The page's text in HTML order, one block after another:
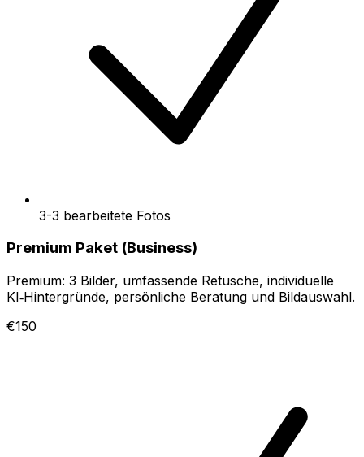
3-3 bearbeitete Fotos
Premium Paket (Business)
Premium: 3 Bilder, umfassende Retusche, individuelle
KI‑Hintergründe, persönliche Beratung und Bildauswahl.
€150